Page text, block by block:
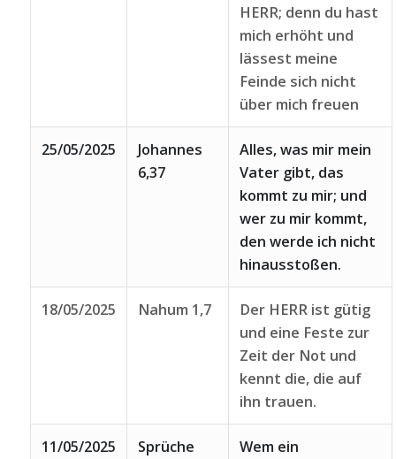
HERR; denn du hast
mich erhöht und
lässest meine
Feinde sich nicht
über mich freuen
25/05/2025
Johannes
6,37
Alles, was mir mein
Vater gibt, das
kommt zu mir; und
wer zu mir kommt,
den werde ich nicht
hinausstoßen.
18/05/2025 Nahum 1,7
Der HERR ist gütig
und eine Feste zur
Zeit der Not und
kennt die, die auf
ihn trauen.
11/05/2025
Sprüche
Wem ein